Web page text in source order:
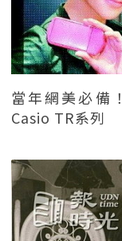
當年網美必備
Casio TR系列